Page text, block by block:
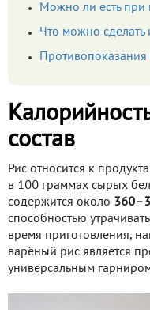
Можно ли есть при
Что можно сделать
состав
Рис относится к
в 100 граммах сырых
содержится около
способностью
время приготовления,
варёный рис является
универсальным